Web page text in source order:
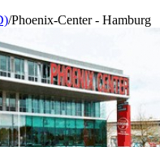
/Phoenix-Center - Hamburg